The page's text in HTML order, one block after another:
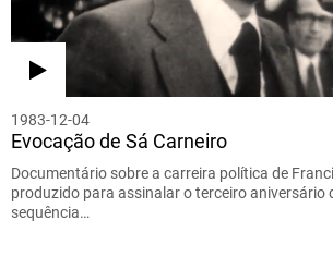
1983-12-04
Evocação de Sá Carneiro
Documentário sobre a carreira política de
produzido para assinalar o terceiro aniversário
sequência…